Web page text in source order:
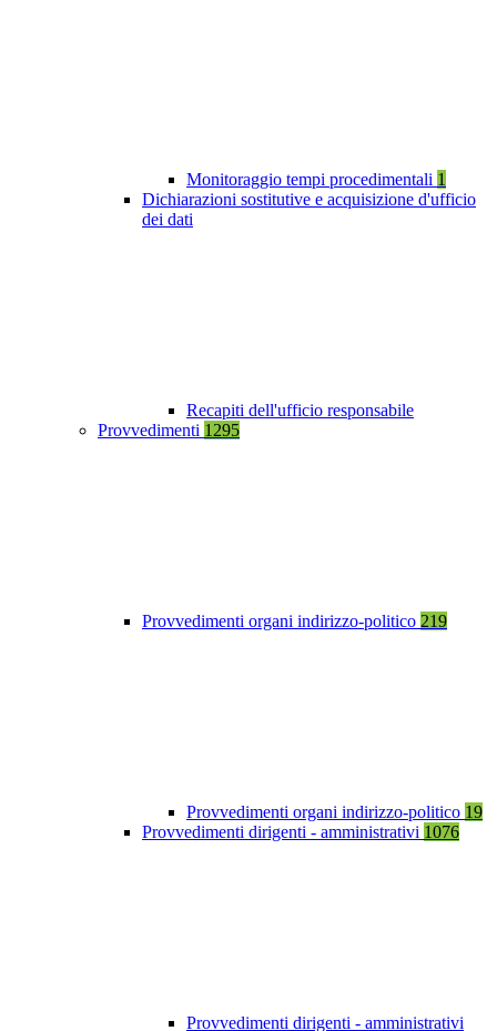
Monitoraggio tempi procedimentali 1
Dichiarazioni sostitutive e acquisizione d'ufficio
dei dati
Recapiti dell'ufficio responsabile
Provvedimenti 1295
Provvedimenti organi indirizzo-politico 219
Provvedimenti organi indirizzo-politico 19
Provvedimenti dirigenti - amministrativi 1076
Provvedimenti dirigenti - amministrativi